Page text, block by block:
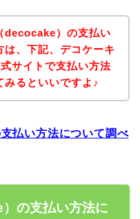
decocake）の支払い
は、下記、デコケーキ
サイトで支払い方法
みるといいですよ♪
払い方法について調べ
の支払い方法に